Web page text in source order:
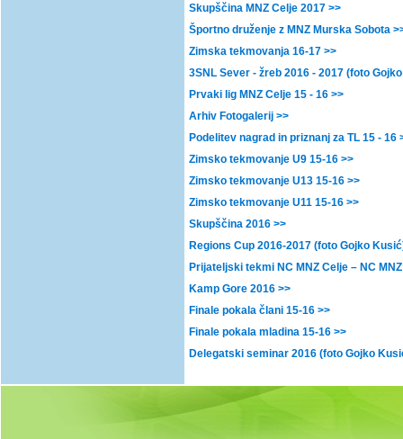
Skupščina MNZ Celje 2017 >>
Športno druženje z MNZ Murska Sobota
Zimska tekmovanja 16-17 >>
3SNL Sever - žreb 2016 - 2017 (foto
Prvaki lig MNZ Celje 15 - 16 >>
Arhiv Fotogalerij >>
Podelitev nagrad in priznanj za TL 15 - 16
Zimsko tekmovanje U9 15-16 >>
Zimsko tekmovanje U13 15-16 >>
Zimsko tekmovanje U11 15-16 >>
Skupščina 2016 >>
Regions Cup 2016-2017 (foto Gojko
Prijateljski tekmi NC MNZ Celje – NC
Kamp Gore 2016 >>
Finale pokala člani 15-16 >>
Finale pokala mladina 15-16 >>
Delegatski seminar 2016 (foto Gojko